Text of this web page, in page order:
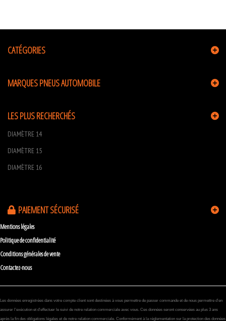
CATÉGORIES
MARQUES PNEUS AUTOMOBILE
LES PLUS RECHERCHÉS
DIAMÈTRE 14
DIAMÈTRE 15
DIAMÈTRE 16
PAIEMENT SÉCURISÉ
Mentions légales
Politique de confidentialité
Conditions générales de vente
Contactez-nous
Les données enregistrées dans votre compte client sont destinées à vous permettre de passer commande et de nous permettre d’en
assurer l’exécution et d’effectuer le suivi de notre relation commerciale avec vous. Ces données seront conservées au plus 3 ans
après la fin des obligations légales et de notre relation commerciale. Conformément à la réglementation sur la protection des données